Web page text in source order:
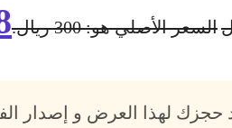
السعر الأصلي هو: 300 ريال.
حجزك لهذا العرض و إصدار